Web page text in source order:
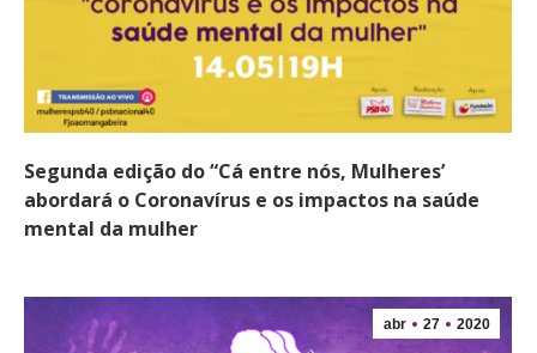
Segunda edição do “Cá entre nós, Mulheres’
abordará o Coronavírus e os impactos na saúde
mental da mulher
abr 27 2020